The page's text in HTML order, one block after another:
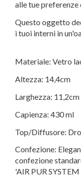
alle tue preferenze
Questo oggetto
i tuoi interni in
Materiale: Vetro
Altezza: 14,4cm
Larghezza: 11,2cm
Capienza: 430 ml
Top/Diffusore:
Confezione:
confezione
'AIR PUR